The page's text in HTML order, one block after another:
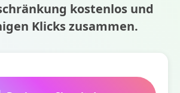
kostenlos und
Klicks zusammen.